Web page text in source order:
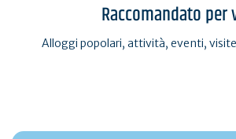
Raccomandato per
Alloggi popolari, attività, eventi,